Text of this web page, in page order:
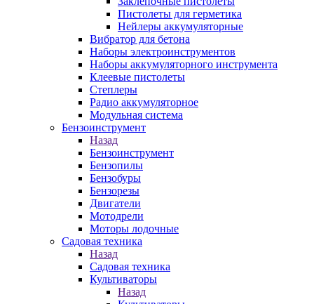
Пистолеты для герметика
Нейлеры аккумуляторные
Вибратор для бетона
Наборы электроинструментов
Наборы аккумуляторного инструмента
Клеевые пистолеты
Степлеры
Радио аккумуляторное
Модульная система
Бензоинструмент
Назад
Бензоинструмент
Бензопилы
Бензобуры
Бензорезы
Двигатели
Мотодрели
Моторы лодочные
Садовая техника
Назад
Садовая техника
Культиваторы
Назад